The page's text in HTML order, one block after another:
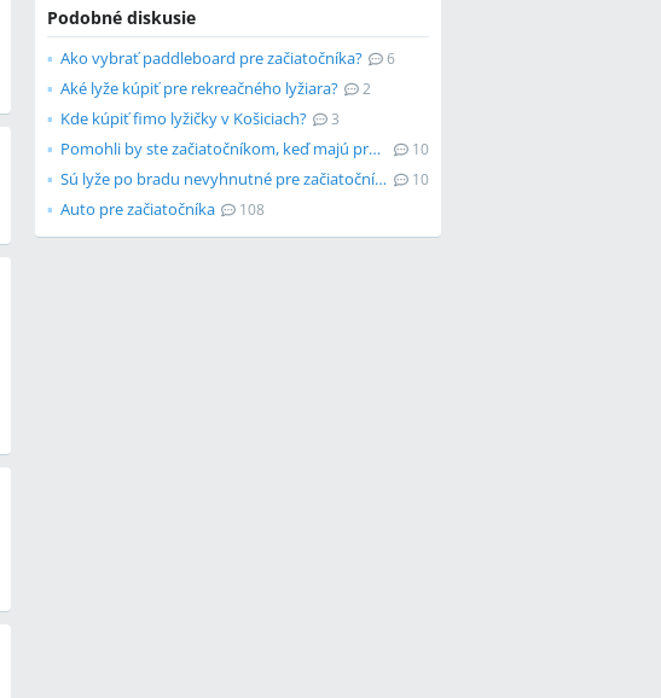
Podobné diskusie
Ako vybrať paddleboard pre začiatočníka? 6
Aké lyže kúpiť pre rekreačného lyžiara? 2
Kde kúpiť fimo lyžičky v Košiciach? 3
Pomohli by ste začiatočníkom, keď majú problémy? 10
Sú lyže po bradu nevyhnutné pre začiatočníka? 10
Auto pre začiatočníka 108